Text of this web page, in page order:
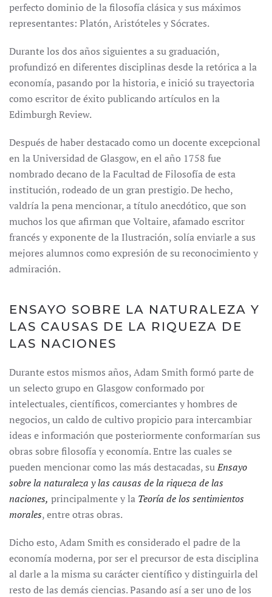
perfecto dominio de la filosofía clásica y sus máximos
representantes: Platón, Aristóteles y Sócrates.
Durante los dos años siguientes a su graduación,
profundizó en diferentes disciplinas desde la retórica a la
economía, pasando por la historia, e inició su trayectoria
como escritor de éxito publicando artículos en la
Edimburgh Review.
Después de haber destacado como un docente excepcional
en la Universidad de Glasgow, en el año 1758 fue
nombrado decano de la Facultad de Filosofía de esta
institución, rodeado de un gran prestigio. De hecho,
valdría la pena mencionar, a título anecdótico, que son
muchos los que afirman que Voltaire, afamado escritor
francés y exponente de la Ilustración, solía enviarle a sus
mejores alumnos como expresión de su reconocimiento y
admiración.
ENSAYO SOBRE LA NATURALEZA Y
LAS CAUSAS DE LA RIQUEZA DE
LAS NACIONES
Durante estos mismos años, Adam Smith formó parte de
un selecto grupo en Glasgow conformado por
intelectuales, científicos, comerciantes y hombres de
negocios, un caldo de cultivo propicio para intercambiar
ideas e información que posteriormente conformarían sus
obras sobre filosofía y economía. Entre las cuales se
pueden mencionar como las más destacadas, suEnsayo
sobre la naturaleza y las causas de la riqueza de las
naciones, principalmente y la Teoría de los sentimientos
morales, entre otras obras.
Dicho esto, Adam Smith es considerado el padre de la
economía moderna, por ser el precursor de esta disciplina
al darle a la misma su carácter científico y distinguirla del
resto de las demás ciencias. Pasando así a ser uno de los